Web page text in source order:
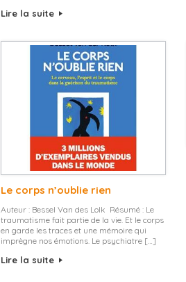
Lire la suite
Le corps n’oublie rien
Auteur : Bessel Van des Lolk Résumé : Le
traumatisme fait partie de la vie. Et le corps
en garde les traces et une mémoire qui
imprègne nos émotions. Le psychiatre […]
Lire la suite